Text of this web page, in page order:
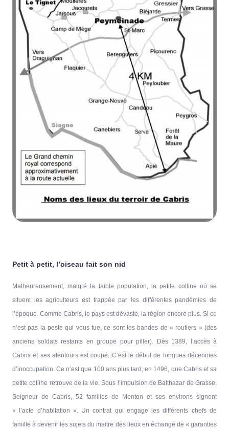
Petit à petit, l’oiseau fait son nid
Malheureusement, malgré la faible population, la petite colline où se
situent les agriculteurs est frappée par les différentes pandémies de
l’époque. Comme Cabris, le pays est dévasté, la région encore plus. Si ce
n’est pas la peste qui vous tue, ce sont les bandes de « routiers » (des
anciens soldats restants en groupe pour piller). Dès 1389, l’accès à
Cabris et ses alentours est coupé. C’est le début de longues décennies
d’inoccupation. Ce n’est que 100 ans plus tard, en 1496, que Cabris et sa
petite colline retrouve de la vie. Sous l’impulsion de Balthazar de Grasse,
Seigneur de Cabris, 52 familles de Menton et ses environs signent
« l’acte d’habitation ». Un contrat qui engage les différents chefs de
famille à devenir les sujets du maitre des lieux en échange de « garanties